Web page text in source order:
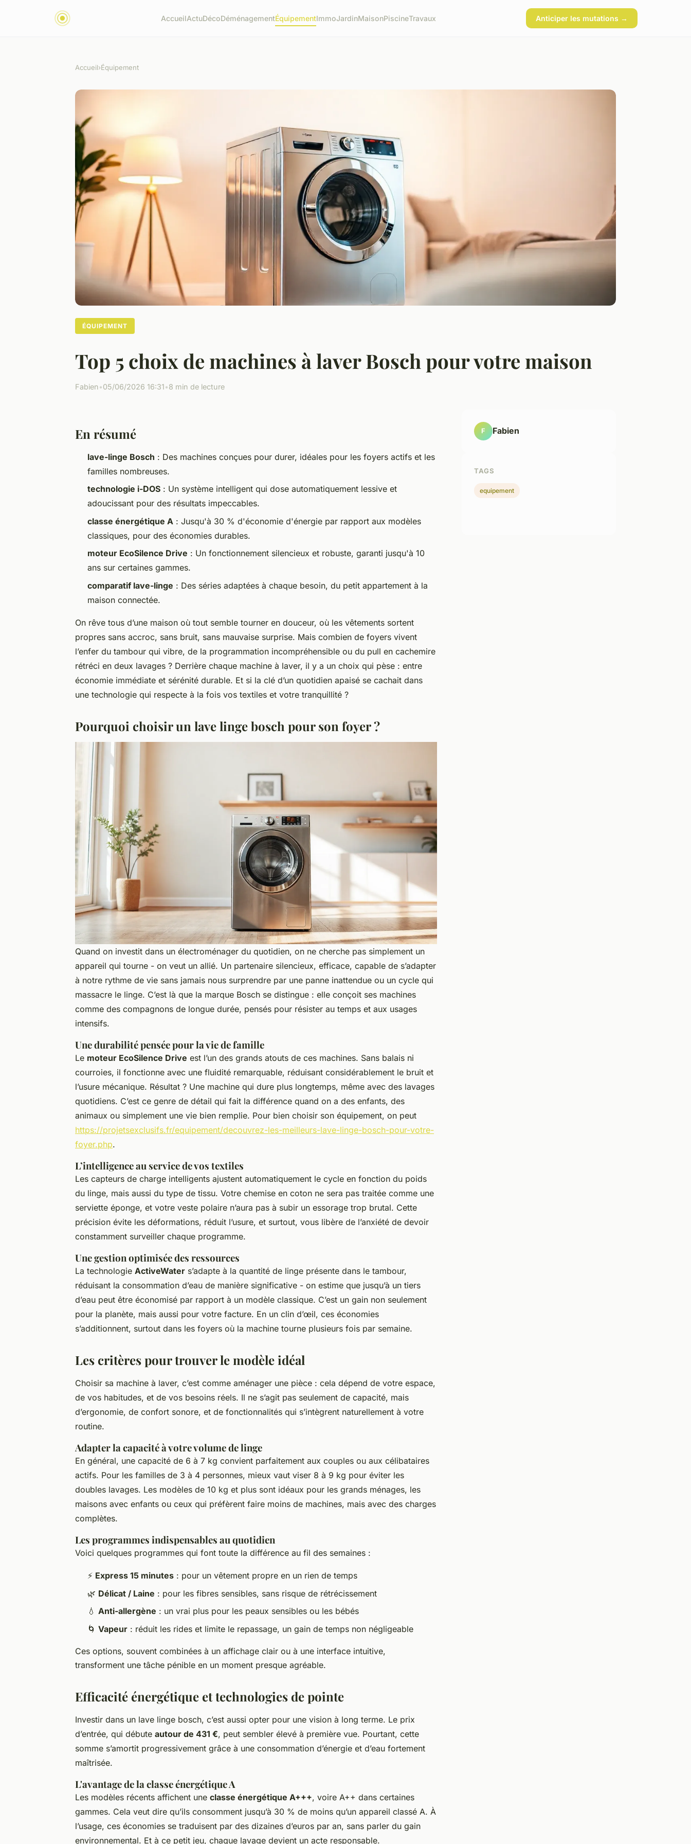
AccueilActuDécoDéménagementÉquipementImmoJardinMaisonPiscineTravaux Anticiper les mutations →
Accueil›Équipement
ÉQUIPEMENT
Top 5 choix de machines à laver Bosch pour votre maison
Fabien•05/06/2026 16:31•8 min de lecture
En résumé
lave-linge Bosch : Des machines conçues pour durer, idéales pour les foyers actifs et les
familles nombreuses.
technologie i-DOS : Un système intelligent qui dose automatiquement lessive et
adoucissant pour des résultats impeccables.
classe énergétique A : Jusqu'à 30 % d'économie d'énergie par rapport aux modèles
classiques, pour des économies durables.
moteur EcoSilence Drive : Un fonctionnement silencieux et robuste, garanti jusqu'à 10
ans sur certaines gammes.
comparatif lave-linge : Des séries adaptées à chaque besoin, du petit appartement à la
maison connectée.
On rêve tous d’une maison où tout semble tourner en douceur, où les vêtements sortent
propres sans accroc, sans bruit, sans mauvaise surprise. Mais combien de foyers vivent
l’enfer du tambour qui vibre, de la programmation incompréhensible ou du pull en cachemire
rétréci en deux lavages ? Derrière chaque machine à laver, il y a un choix qui pèse : entre
économie immédiate et sérénité durable. Et si la clé d’un quotidien apaisé se cachait dans
une technologie qui respecte à la fois vos textiles et votre tranquillité ?
Pourquoi choisir un lave linge bosch pour son foyer ?
Quand on investit dans un électroménager du quotidien, on ne cherche pas simplement un
appareil qui tourne - on veut un allié. Un partenaire silencieux, efficace, capable de s’adapter
à notre rythme de vie sans jamais nous surprendre par une panne inattendue ou un cycle qui
massacre le linge. C’est là que la marque Bosch se distingue : elle conçoit ses machines
comme des compagnons de longue durée, pensés pour résister au temps et aux usages
intensifs.
Une durabilité pensée pour la vie de famille
Le moteur EcoSilence Drive est l’un des grands atouts de ces machines. Sans balais ni
courroies, il fonctionne avec une fluidité remarquable, réduisant considérablement le bruit et
l’usure mécanique. Résultat ? Une machine qui dure plus longtemps, même avec des lavages
quotidiens. C’est ce genre de détail qui fait la différence quand on a des enfants, des
animaux ou simplement une vie bien remplie. Pour bien choisir son équipement, on peut
https://projetsexclusifs.fr/equipement/decouvrez-les-meilleurs-lave-linge-bosch-pour-votre-
foyer.php.
L’intelligence au service de vos textiles
Les capteurs de charge intelligents ajustent automatiquement le cycle en fonction du poids
du linge, mais aussi du type de tissu. Votre chemise en coton ne sera pas traitée comme une
serviette éponge, et votre veste polaire n’aura pas à subir un essorage trop brutal. Cette
précision évite les déformations, réduit l’usure, et surtout, vous libère de l’anxiété de devoir
constamment surveiller chaque programme.
Une gestion optimisée des ressources
La technologie ActiveWater s’adapte à la quantité de linge présente dans le tambour,
réduisant la consommation d’eau de manière significative - on estime que jusqu’à un tiers
d’eau peut être économisé par rapport à un modèle classique. C’est un gain non seulement
pour la planète, mais aussi pour votre facture. En un clin d’œil, ces économies
s’additionnent, surtout dans les foyers où la machine tourne plusieurs fois par semaine.
Les critères pour trouver le modèle idéal
Choisir sa machine à laver, c’est comme aménager une pièce : cela dépend de votre espace,
de vos habitudes, et de vos besoins réels. Il ne s’agit pas seulement de capacité, mais
d’ergonomie, de confort sonore, et de fonctionnalités qui s’intègrent naturellement à votre
routine.
Adapter la capacité à votre volume de linge
En général, une capacité de 6 à 7 kg convient parfaitement aux couples ou aux célibataires
actifs. Pour les familles de 3 à 4 personnes, mieux vaut viser 8 à 9 kg pour éviter les
doubles lavages. Les modèles de 10 kg et plus sont idéaux pour les grands ménages, les
maisons avec enfants ou ceux qui préfèrent faire moins de machines, mais avec des charges
complètes.
Les programmes indispensables au quotidien
Voici quelques programmes qui font toute la différence au fil des semaines :
⚡ Express 15 minutes : pour un vêtement propre en un rien de temps
🌿 Délicat / Laine : pour les fibres sensibles, sans risque de rétrécissement
💧 Anti-allergène : un vrai plus pour les peaux sensibles ou les bébés
🌀 Vapeur : réduit les rides et limite le repassage, un gain de temps non négligeable
Ces options, souvent combinées à un affichage clair ou à une interface intuitive,
transforment une tâche pénible en un moment presque agréable.
Efficacité énergétique et technologies de pointe
Investir dans un lave linge bosch, c’est aussi opter pour une vision à long terme. Le prix
d’entrée, qui débute autour de 431 €, peut sembler élevé à première vue. Pourtant, cette
somme s’amortit progressivement grâce à une consommation d’énergie et d’eau fortement
maîtrisée.
L'avantage de la classe énergétique A
Les modèles récents affichent une classe énergétique A+++, voire A++ dans certaines
gammes. Cela veut dire qu’ils consomment jusqu’à 30 % de moins qu’un appareil classé A. À
l’usage, ces économies se traduisent par des dizaines d’euros par an, sans parler du gain
environnemental. Et à ce petit jeu, chaque lavage devient un acte responsable.
F Fabien
TAGS
equipement